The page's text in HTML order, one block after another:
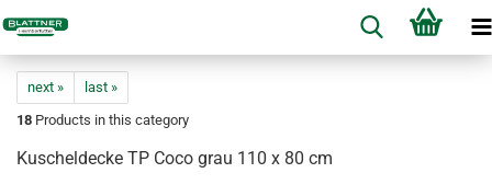
next »
last »
18 Products in this category
Kuscheldecke TP Coco grau 110 x 80 cm